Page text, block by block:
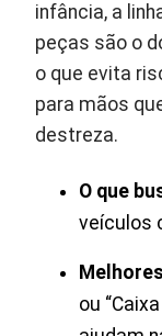
infância, a
peças são o
o que evita
para mãos
destreza.
O que
veículos
ou